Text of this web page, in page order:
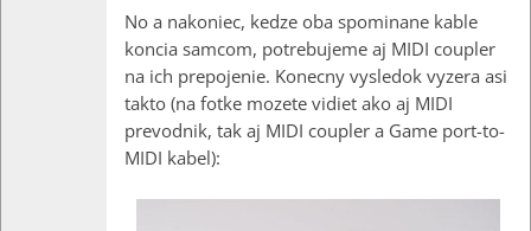
No a nakoniec, kedze oba spominane kable
koncia samcom, potrebujeme aj MIDI coupler
na ich prepojenie. Konecny vysledok vyzera asi
takto (na fotke mozete vidiet ako aj MIDI
prevodnik, tak aj MIDI coupler a Game port-to-
MIDI kabel):